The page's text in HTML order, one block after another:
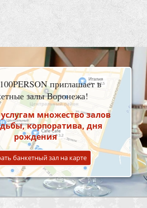
приглашает в
залы Воронежа!
множество залов
корпоратива, дня
рождения
банкетный зал на карте